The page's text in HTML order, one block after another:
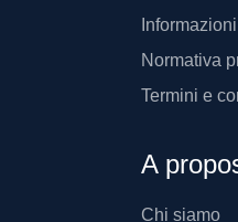
Normativa
Termini e
A
Chi siamo